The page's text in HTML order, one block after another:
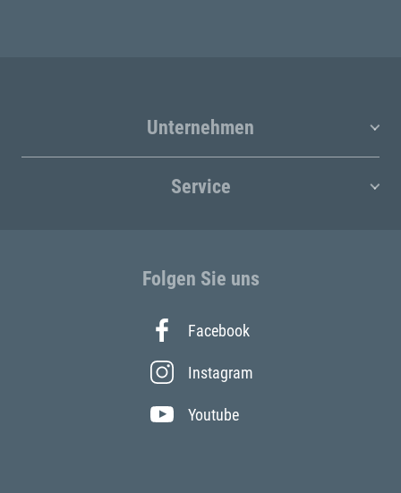
Unternehmen
Service
Folgen Sie uns
Facebook
Instagram
Youtube